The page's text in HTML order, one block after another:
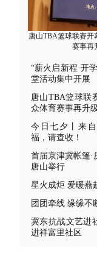
唐山TBA篮球联赛开
赛事再
“薪火启新程·开
堂活动集中开展
唐山TBA篮球联
众体育赛事再升
今日七夕丨来
福，请查收！
首届京津冀帐篷·
唐山举行
星火成炬 爱暖燕
团团牵线 缘缘不
冀东抗战文艺进
进祥富里社区